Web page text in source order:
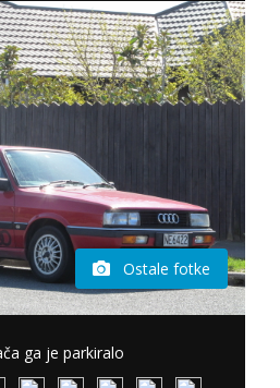
Ostale fotke
ga je parkiralo